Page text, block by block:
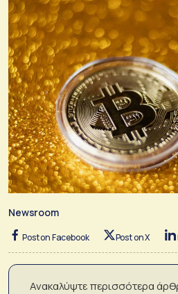
Newsroom
Post on Facebook Post on X
Ανακαλύψτε περισσότερα